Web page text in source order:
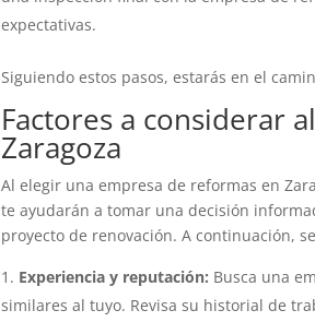
expectativas.
Siguiendo estos pasos, estarás en el
Factores a considerar
Zaragoza
Al elegir una empresa de reformas en
te ayudarán a tomar una decisión
proyecto de renovación. A continuación,
Experiencia y reputación: Busca una
similares al tuyo. Revisa su historial de